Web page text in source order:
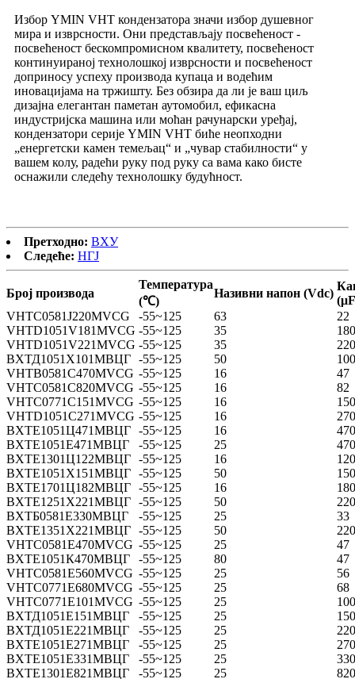
Избор YMIN VHT кондензатора значи избор душевног
мира и изврсности. Они представљају посвећеност -
посвећеност бескомпромисном квалитету, посвећеност
континуираној технолошкој изврсности и посвећеност
доприносу успеху производа купаца и водећим
иновацијама на тржишту. Без обзира да ли је ваш циљ
дизајна елегантан паметан аутомобил, ефикасна
индустријска машина или моћан рачунарски уређај,
кондензатори серије YMIN VHT биће неопходни
„енергетски камен темељац“ и „чувар стабилности“ у
вашем колу, радећи руку под руку са вама како бисте
оснажили следећу технолошку будућност.
Претходно: ВХУ
Следеће: НГЈ
Број производа
Температура
(℃)
Називни напон (Vdc)
VHTC0581J220MVCG
-55~125 63
22
VHTD1051V181MVCG -55~125 35
180
VHTD1051V221MVCG -55~125 35
220
ВХТД1051Х101МВЦГ -55~125 50
100
VHTB0581C470MVCG -55~125 16
47
VHTC0581C820MVCG -55~125 16
82
VHTC0771C151MVCG -55~125 16
150
VHTD1051C271MVCG -55~125 16
270
ВХТЕ1051Ц471МВЦГ -55~125 16
470
ВХТЕ1051Е471МВЦГ
-55~125 25
470
ВХТЕ1301Ц122МВЦГ -55~125 16
ВХТЕ1051Х151МВЦГ -55~125 50
150
ВХТЕ1701Ц182МВЦГ -55~125 16
ВХТЕ1251Х221МВЦГ -55~125 50
220
ВХТБ0581Е330МВЦГ
-55~125 25
33
ВХТЕ1351Х221МВЦГ -55~125 50
220
VHTC0581E470MVCG -55~125 25
47
ВХТЕ1051К470МВЦГ
-55~125 80
47
VHTC0581E560MVCG -55~125 25
56
VHTC0771E680MVCG -55~125 25
68
VHTC0771E101MVCG -55~125 25
100
ВХТД1051Е151МВЦГ
-55~125 25
150
ВХТД1051Е221МВЦГ
-55~125 25
220
ВХТЕ1051Е271МВЦГ
-55~125 25
270
ВХТЕ1051Е331МВЦГ
-55~125 25
330
ВХТЕ1301Е821МВЦГ
-55~125 25
820